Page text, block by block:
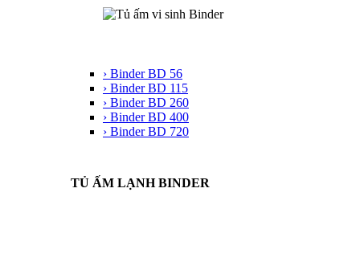
› Binder BD 56
› Binder BD 115
› Binder BD 260
› Binder BD 400
› Binder BD 720
TỦ ẤM LẠNH BINDER